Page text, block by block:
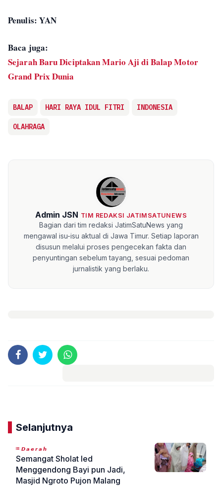
Penulis: YAN
Baca juga:
Sejarah Baru Diciptakan Mario Aji di Balap Motor
Grand Prix Dunia
BALAP HARI RAYA IDUL FITRI INDONESIA
OLAHRAGA
Admin JSN TIM REDAKSI JATIMSATUNEWS
Bagian dari tim redaksi JatimSatuNews yang
mengawal isu-isu aktual di Jawa Timur. Setiap laporan
disusun melalui proses pengecekan fakta dan
penyuntingan sebelum tayang, sesuai pedoman
jurnalistik yang berlaku.
Selanjutnya
𝘿𝙖𝙚𝙧𝙖𝙝
Semangat Sholat Ied
Menggendong Bayi pun Jadi,
Masjid Ngroto Pujon Malang